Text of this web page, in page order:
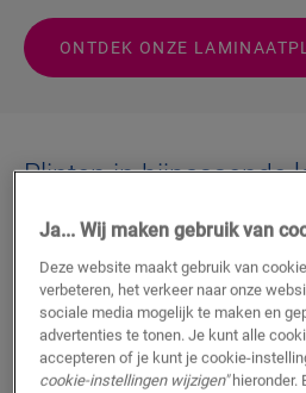
ONTDEK ONZE
Plinten in bijpassende
Ja... Wij maken gebruik van
Deze website maakt gebruik van
verbeteren, het verkeer naar onze
sociale media mogelijk te maken en
advertenties te tonen. Je kunt alle
accepteren of je kunt je cookie-
cookie-instellingen wijzigen"hieronder.